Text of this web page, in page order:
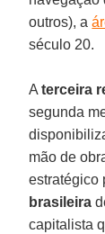
outros), a
século 20.
Aterceira
segunda
mão de
estratégico
brasileira
capitalista